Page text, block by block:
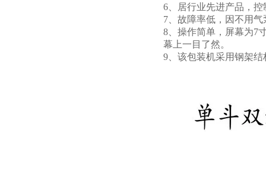
6、居行业先进产品，
7、故障率低，因不用
8、操作简单，屏幕为7
幕上一目了然。
9、该包装机采用钢架